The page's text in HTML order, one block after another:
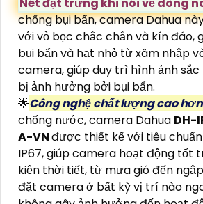
chống bụi bẩn, camera Dahua
với vỏ bọc chắc chắn và kín đáo,
bụi bẩn và hạt nhỏ từ xâm nhập
camera, giúp duy trì hình ảnh
bị ảnh hưởng bởi bụi bẩn.
🌟Công nghệ chất lượng cao hơn
chống nước, camera Dahua DH-
A-VNđược thiết kế với tiêu
IP67, giúp camera hoạt động tốt
kiện thời tiết, từ mưa gió đến
đặt camera ở bất kỳ vị trí nào